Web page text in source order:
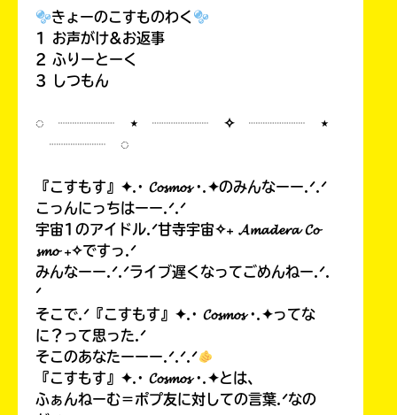
きょーのこすものわく
1 お声がけ&お返事
2 ふりーとーく
3 しつもん
◌ ┈┈┈┈ ⋆ ┈┈┈┈ ✧ ┈┈┈┈ ⋆
┈┈┈┈ ◌
『こすもす』✦.· 𝓒𝓸𝓼𝓶𝓸𝓼 ·.✦のみんなーー.ᐟ.ᐟ
こっんにっちはーー.ᐟ.ᐟ
宇宙1のアイドル.ᐟ甘寺宇宙✧₊ 𝓐𝓶𝓪𝓭𝓮𝓻𝓪 𝓒𝓸
𝓼𝓶𝓸 ₊✧ですっ.ᐟ
みんなーー.ᐟ.ᐟライブ遅くなってごめんねー.ᐟ.
ᐟ
そこで.ᐟ『こすもす』✦.· 𝓒𝓸𝓼𝓶𝓸𝓼 ·.✦ってな
に？って思った.ᐟ
そこのあなたーーー.ᐟ.ᐟ.ᐟ
『こすもす』✦.· 𝓒𝓸𝓼𝓶𝓸𝓼 ·.✦とは、
ふぁんねーむ＝ポプ友に対しての言葉.ᐟなの